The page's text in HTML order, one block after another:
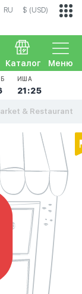
RU $ (USD)
Меню
Каталог
ИША
21:25
& Restaurant